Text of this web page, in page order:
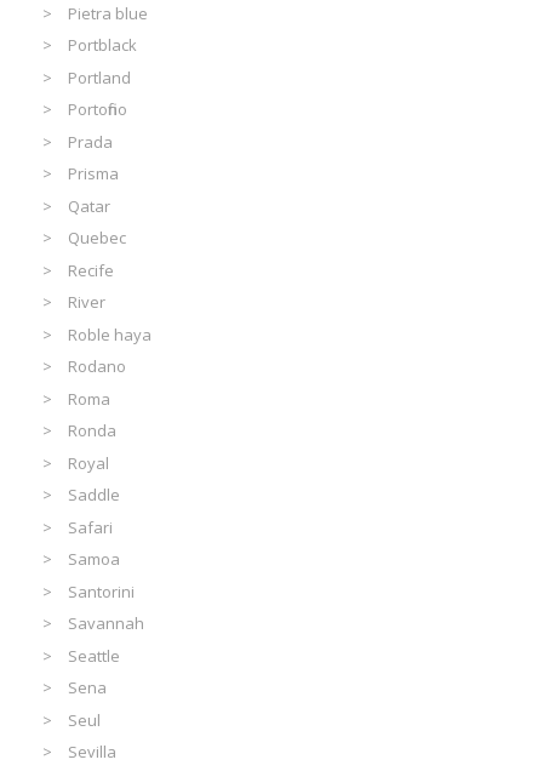
Pietra blue
Portblack
Portland
Portofino
Prada
Prisma
Qatar
Quebec
Recife
River
Roble haya
Rodano
Roma
Ronda
Royal
Saddle
Safari
Samoa
Santorini
Savannah
Seattle
Sena
Seul
Sevilla